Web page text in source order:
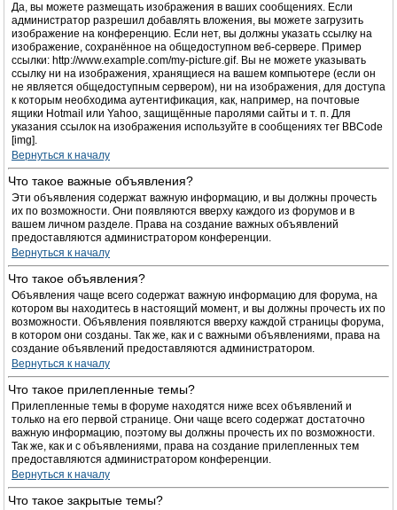
Да, вы можете размещать изображения в ваших сообщениях. Если
администратор разрешил добавлять вложения, вы можете загрузить
изображение на конференцию. Если нет, вы должны указать ссылку на
изображение, сохранённое на общедоступном веб-сервере. Пример
ссылки: http://www.example.com/my-picture.gif. Вы не можете указывать
ссылку ни на изображения, хранящиеся на вашем компьютере (если он
не является общедоступным сервером), ни на изображения, для доступа
к которым необходима аутентификация, как, например, на почтовые
ящики Hotmail или Yahoo, защищённые паролями сайты и т. п. Для
указания ссылок на изображения используйте в сообщениях тег BBCode
[img].
Вернуться к началу
Что такое важные объявления?
Эти объявления содержат важную информацию, и вы должны прочесть
их по возможности. Они появляются вверху каждого из форумов и в
вашем личном разделе. Права на создание важных объявлений
предоставляются администратором конференции.
Вернуться к началу
Что такое объявления?
Объявления чаще всего содержат важную информацию для форума, на
котором вы находитесь в настоящий момент, и вы должны прочесть их по
возможности. Объявления появляются вверху каждой страницы форума,
в котором они созданы. Так же, как и с важными объявлениями, права на
создание объявлений предоставляются администратором.
Вернуться к началу
Что такое прилепленные темы?
Прилепленные темы в форуме находятся ниже всех объявлений и
только на его первой странице. Они чаще всего содержат достаточно
важную информацию, поэтому вы должны прочесть их по возможности.
Так же, как и с объявлениями, права на создание прилепленных тем
предоставляются администратором конференции.
Вернуться к началу
Что такое закрытые темы?